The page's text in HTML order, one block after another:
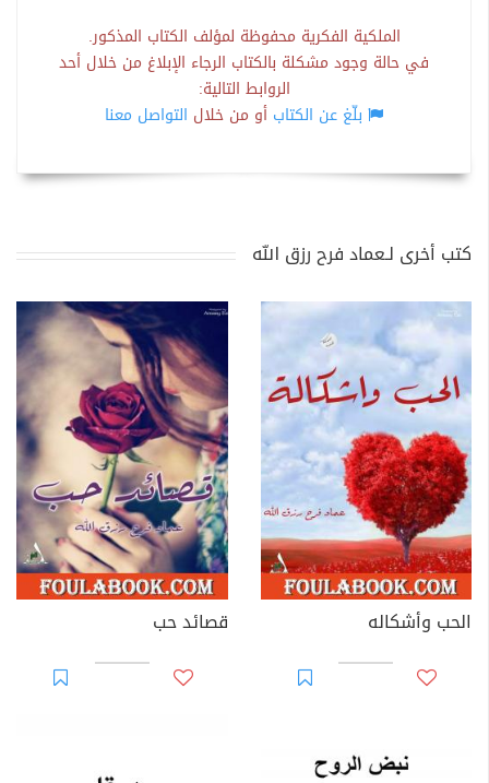
الملكية الفكرية محفوظة لمؤلف الكتاب المذكور.
في حالة وجود مشكلة بالكتاب الرجاء الإبلاغ من خلال أحد
الروابط التالية:
بلّغ عن الكتاب أو من خلال التواصل معنا
كتب أخرى لـعماد فرح رزق الله
الحب وأشكاله قصائد حب